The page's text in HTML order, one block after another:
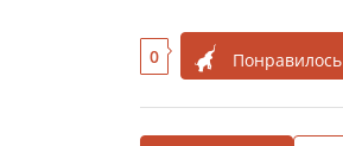
0 Понравилось